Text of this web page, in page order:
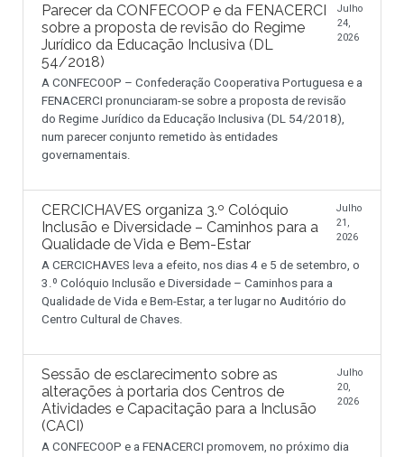
Parecer da CONFECOOP e da FENACERCI
sobre a proposta de revisão do Regime
Jurídico da Educação Inclusiva (DL
54/2018)
Julho
24,
2026
A CONFECOOP – Confederação Cooperativa Portuguesa e a
FENACERCI pronunciaram-se sobre a proposta de revisão
do Regime Jurídico da Educação Inclusiva (DL 54/2018),
num parecer conjunto remetido às entidades
governamentais.
CERCICHAVES organiza 3.º Colóquio
Inclusão e Diversidade – Caminhos para a
Qualidade de Vida e Bem-Estar
Julho
21,
2026
A CERCICHAVES leva a efeito, nos dias 4 e 5 de setembro, o
3.º Colóquio Inclusão e Diversidade – Caminhos para a
Qualidade de Vida e Bem-Estar, a ter lugar no Auditório do
Centro Cultural de Chaves.
Sessão de esclarecimento sobre as
alterações à portaria dos Centros de
Atividades e Capacitação para a Inclusão
(CACI)
Julho
20,
2026
A CONFECOOP e a FENACERCI promovem, no próximo dia